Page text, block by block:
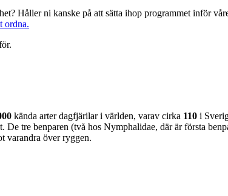
Håller ni kanske på att sätta ihop programmet inför
ordna.
kända arter dagfjärilar i världen, varav cirka 110 i
tre benparen (två hos Nymphalidae, där är första
varandra över ryggen.